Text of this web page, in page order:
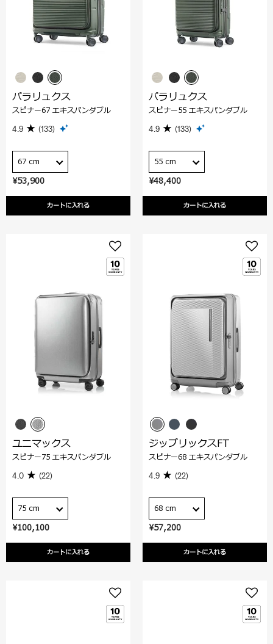
¥53,900
カートに入れる
パラリュクス
スピナー67 エキスパンダブル
4.9 (133)
67 cm
¥48,400
カートに入れる
パラリュクス
スピナー55 エキスパンダブル
4.9 (133)
55 cm
¥100,100
カートに入れる
ユニマックス
スピナー75 エキスパンダブル
4.0 (22)
75 cm
¥57,200
カートに入れる
ジップリックスFT
スピナー68 エキスパンダブル
4.9 (22)
68 cm